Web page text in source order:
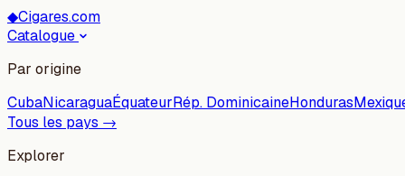
◆Cigares.com
Catalogue
Par origine
CubaNicaraguaÉquateurRép. DominicaineHonduras
Tous les pays →
Explorer